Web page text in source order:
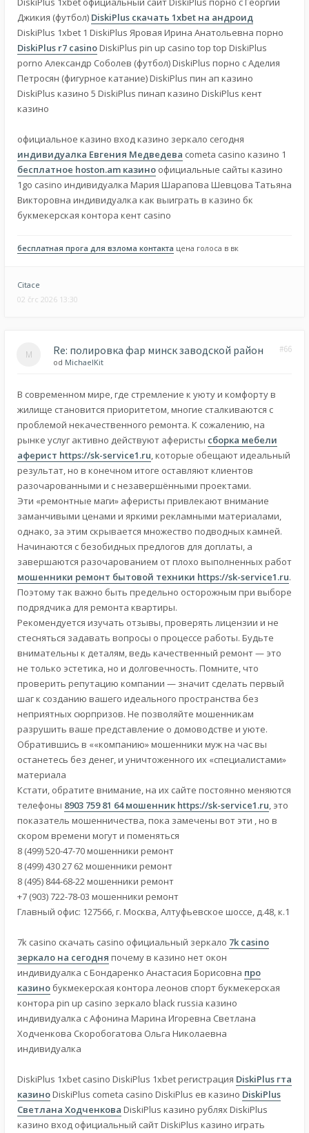
Джикия (футбол) DiskiPlus скачать 1xbet на андроид
DiskiPlus 1xbet 1 DiskiPlus Яровая Ирина Анатольевна порно
DiskiPlus r7 casinoDiskiPlus pin up casino top top DiskiPlus
porno Александр Соболев (футбол) DiskiPlus порно с Аделия
Петросян (фигурное катание) DiskiPlus пин ап казино
DiskiPlus казино 5 DiskiPlus пинап казино DiskiPlus кент
казино
официальное казино вход казино зеркало сегодня
индивидуалка Евгения Медведева cometa casino казино 1
бесплатное hoston.am казино официальные сайты казино
1go casino индивидуалка Мария Шарапова Шевцова Татьяна
Викторовна индивидуалка как выиграть в казино бк
букмекерская контора кент casino
бесплатная прога для взлома контакта цена голоса в вк
Citace
02 črc 2026 13:30
Re: полировка фар минск заводской район #66
od MichaelKit
В современном мире, где стремление к уюту и комфорту в
жилище становится приоритетом, многие сталкиваются с
проблемой некачественного ремонта. К сожалению, на
рынке услуг активно действуют аферисты сборка мебели
аферист https://sk-service1.ru, которые обещают идеальный
результат, но в конечном итоге оставляют клиентов
разочарованными и с незавершёнными проектами.
Эти «ремонтные маги» аферисты привлекают внимание
заманчивыми ценами и яркими рекламными материалами,
однако, за этим скрывается множество подводных камней.
Начинаются с безобидных предлогов для доплаты, а
завершаются разочарованием от плохо выполненных работ
мошенники ремонт бытовой техники https://sk-service1.ru.
Поэтому так важно быть предельно осторожным при выборе
подрядчика для ремонта квартиры.
Рекомендуется изучать отзывы, проверять лицензии и не
стесняться задавать вопросы о процессе работы. Будьте
внимательны к деталям, ведь качественный ремонт — это
не только эстетика, но и долговечность. Помните, что
проверить репутацию компании — значит сделать первый
шаг к созданию вашего идеального пространства без
неприятных сюрпризов. Не позволяйте мошенникам
разрушить ваше представление о домоводстве и уюте.
Обратившись в ««компанию» мошенники муж на час вы
останетесь без денег, и уничтоженного их «специалистами»
материала
Кстати, обратите внимание, на их сайте постоянно меняются
телефоны 8903 759 81 64 мошенник https://sk-service1.ru, это
показатель мошенничества, пока замечены вот эти , но в
скором времени могут и поменяться
8 (499) 520-47-70 мошенники ремонт
8 (499) 430 27 62 мошенники ремонт
8 (495) 844-68-22 мошенники ремонт
+7 (903) 722-78-03 мошенники ремонт
Главный офис: 127566, г. Москва, Алтуфьевское шоссе, д.48, к.1
7k casino скачать casino официальный зеркало 7k casino
зеркало на сегодня почему в казино нет окон
индивидуалка с Бондаренко Анастасия Борисовна про
казино букмекерская контора леонов спорт букмекерская
контора pin up casino зеркало black russia казино
индивидуалка с Афонина Марина Игоревна Светлана
Ходченкова Скоробогатова Ольга Николаевна
индивидуалка
DiskiPlus 1xbet casino DiskiPlus 1xbet регистрация DiskiPlus гта
казиноDiskiPlus cometa casino DiskiPlus ев казино DiskiPlus
Светлана Ходченкова DiskiPlus казино рублях DiskiPlus
казино вход официальный сайт DiskiPlus казино играть